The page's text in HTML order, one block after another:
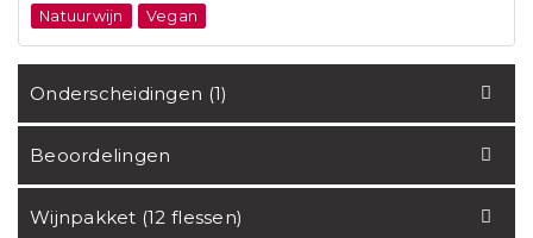
Natuurwijn Vegan
Onderscheidingen (1)
Beoordelingen
Wijnpakket (12 flessen)